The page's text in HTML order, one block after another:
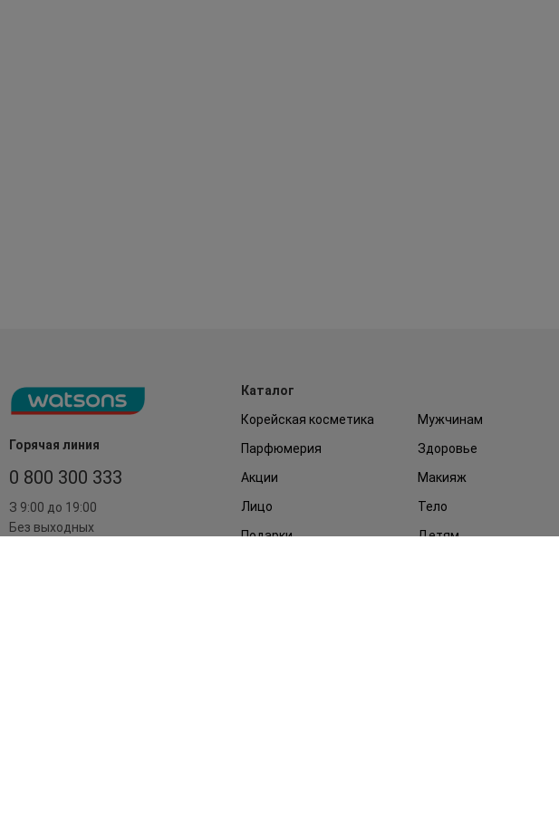
Горячая линия
0 800 300 333
З 9:00 до 19:00
Без выходных
Каталог
Корейская косметика
Мужчинам
Парфюмерия
Здоровье
Акции
Макияж
Лицо
Тело
Подарки
Детям